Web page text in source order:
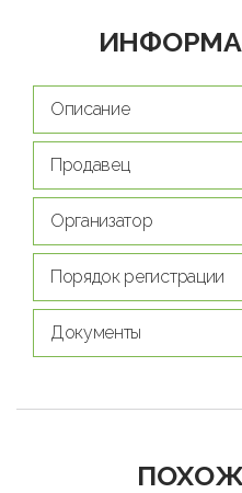
Описание
Продавец
Организатор
Порядок регистрации
Документы